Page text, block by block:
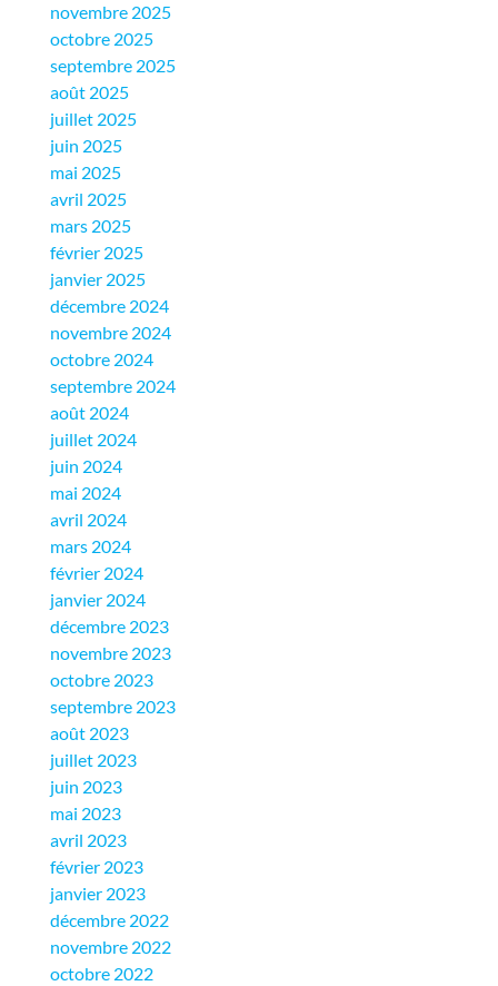
novembre 2025
octobre 2025
septembre 2025
août 2025
juillet 2025
juin 2025
mai 2025
avril 2025
mars 2025
février 2025
janvier 2025
décembre 2024
novembre 2024
octobre 2024
septembre 2024
août 2024
juillet 2024
juin 2024
mai 2024
avril 2024
mars 2024
février 2024
janvier 2024
décembre 2023
novembre 2023
octobre 2023
septembre 2023
août 2023
juillet 2023
juin 2023
mai 2023
avril 2023
février 2023
janvier 2023
décembre 2022
novembre 2022
octobre 2022